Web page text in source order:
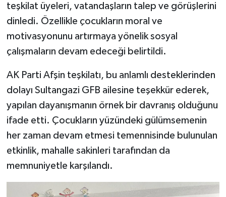
teşkilat üyeleri, vatandaşların talep ve görüşlerini
dinledi. Özellikle çocukların moral ve
motivasyonunu artırmaya yönelik sosyal
çalışmaların devam edeceği belirtildi.
AK Parti Afşin teşkilatı, bu anlamlı desteklerinden
dolayı Sultangazi GFB ailesine teşekkür ederek,
yapılan dayanışmanın örnek bir davranış olduğunu
ifade etti. Çocukların yüzündeki gülümsemenin
her zaman devam etmesi temennisinde bulunulan
etkinlik, mahalle sakinleri tarafından da
memnuniyetle karşılandı.